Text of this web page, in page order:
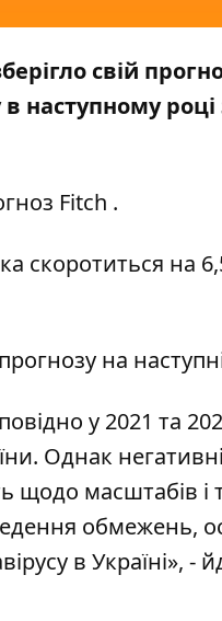
свій
наступному
Fitch .
скоротиться на
на
у 2021 та
Однак
масштабів і
обмежень,
в Україні», -